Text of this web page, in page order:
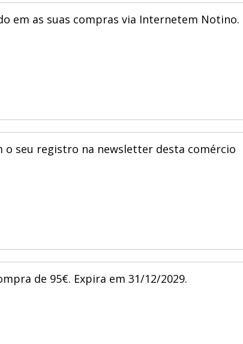
em as suas compras via Internetem Notino.
o seu registro na newsletter desta comércio
de 95€. Expira em 31/12/2029.